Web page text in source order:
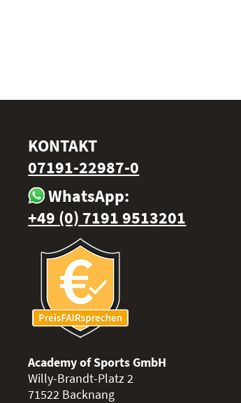
KONTAKT
07191-22987-0
WhatsApp:
+49 (0) 7191 9513201
Academy of Sports GmbH
Willy-Brandt-Platz 2
71522 Backnang